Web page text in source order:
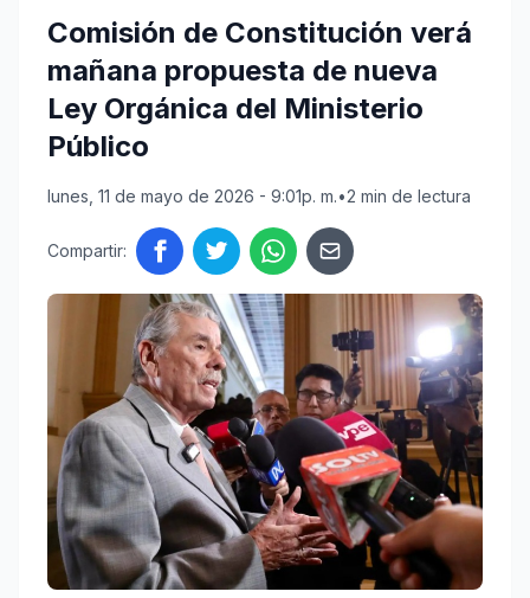
Comisión de Constitución verá
mañana propuesta de nueva
Ley Orgánica del Ministerio
Público
lunes, 11 de mayo de 2026 - 9:01p. m.•2 min de lectura
Compartir: